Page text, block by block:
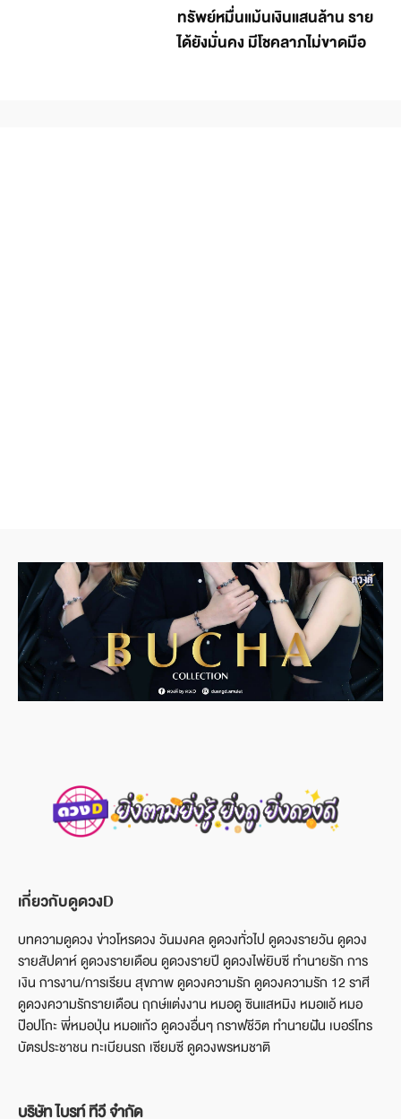
ทรัพย์หมื่นแม้นเงินแสนล้าน ราย
ได้ยังมั่นคง มีโชคลาภไม่ขาดมือ
เกี่ยวกับดูดวงD
บทความดูดวง ข่าวโหรดวง วันมงคล ดูดวงทั่วไป ดูดวงรายวัน ดูดวง
รายสัปดาห์ ดูดวงรายเดือน ดูดวงรายปี ดูดวงไพ่ยิบซี ทำนายรัก การ
เงิน การงาน/การเรียน สุขภาพ ดูดวงความรัก ดูดวงความรัก 12 ราศี
ดูดวงความรักรายเดือน ฤกษ์แต่งงาน หมอดู ซินแสหมิง หมอแอ้ หมอ
ป๊อปโกะ พี่หมอปุ่น หมอแก้ว ดูดวงอื่นๆ กราฟชีวิต ทำนายฝัน เบอร์โทร
บัตรประชาชน ทะเบียนรถ เซียมซี ดูดวงพรหมชาติ
บริษัท ไบรท์ ทีวี จำกัด